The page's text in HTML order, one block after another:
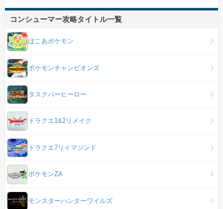
コンシューマー攻略タイトル一覧
ぽこあポケモン
ポケモンチャンピオンズ
タスクバーヒーロー
ドラクエ1&2リメイク
ドラクエ7リイマジンド
ポケモンZA
モンスターハンターワイルズ